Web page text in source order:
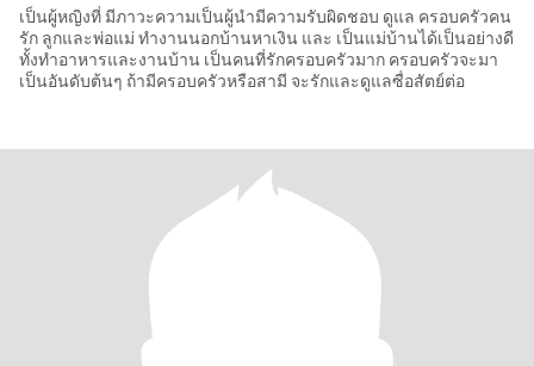
เป็นผู้หญิงที่ มีภาวะความเป็นผู้นำมีความรับผิดชอบ ดูแล ครอบครัวคน
รัก ลูกและพ่อแม่ ทำงานนอกบ้านหาเงิน และ เป็นแม่บ้านได้เป็นอย่างดี
ทั้งทำอาหารและงานบ้าน เป็นคนที่รักครอบครัวมาก ครอบครัวจะมา
เป็นอันดับต้นๆ ถ้ามีครอบครัวหรือสามี จะรักและดูแลซื่อสัตย์ต่อ